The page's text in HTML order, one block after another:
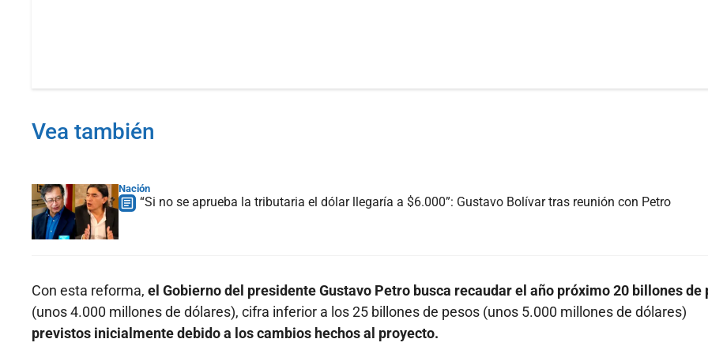
Vea también
Nación
“Si no se aprueba la tributaria el dólar llegaría a $6.000”: Gustavo Bolívar tras reunión con Petro
Con esta reforma, el Gobierno del presidente Gustavo Petro busca recaudar el año próximo 20 billones de
(unos 4.000 millones de dólares), cifra inferior a los 25 billones de pesos (unos 5.000 millones de dólares)
previstos inicialmente debido a los cambios hechos al proyecto.